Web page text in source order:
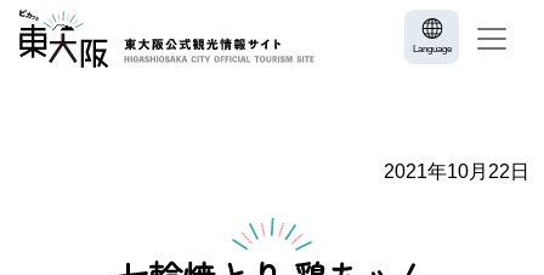
Language
2021年10月22日